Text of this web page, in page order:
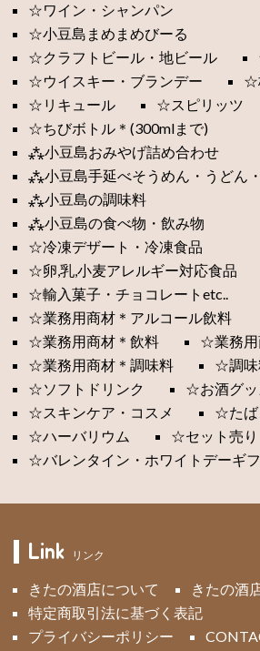
☆ワイン・シャンパン
☆小豆島まめまめびーる
☆クラフトビール・地ビール
☆ウイスキー・ブランデー
☆
☆リキュール
☆スピリッツ
☆ちびボトル＊(300mlまで)
⁂小豆島おみやげ詰め合わせ
⁂小豆島手延べそうめん・うどん
⁂小豆島の調味料
⁂小豆島の食べ物・飲み物
☆冷凍デザート・冷凍食品
☆卵,乳,小麦アレルギー対応食品
☆輸入菓子・チョコレートetc..
☆業務用商材＊アルコール飲料
☆業務用商材＊飲料
☆業務用
☆業務用商材＊調味料
☆調味
☆ソフトドリンク
☆お酒グッ
☆スキンケア・コスメ
☆たば
☆ハーバリウム
☆セット売り
☆バレンタイン・ホワイトデーギ
Link リンク
きたの酒店について
きたの酒
特定商取引法に基づく表記
プライバシーポリシー